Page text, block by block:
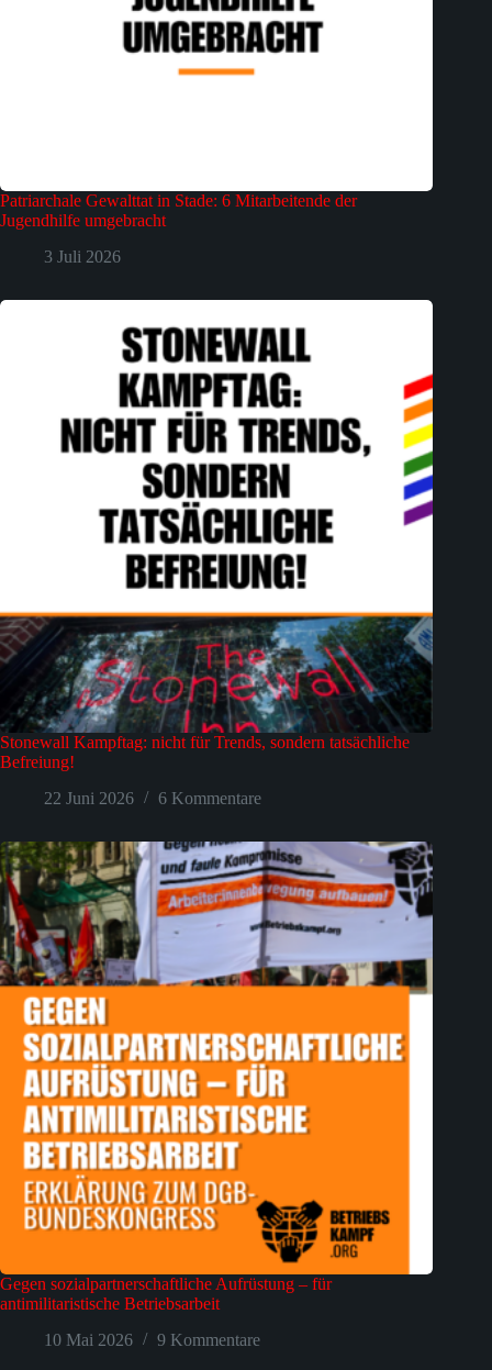
Patriarchale Gewalttat in Stade: 6 Mitarbeitende der
Jugendhilfe umgebracht
3 Juli 2026
Stonewall Kampftag: nicht für Trends, sondern tatsächliche
Befreiung!
22 Juni 2026
6 Kommentare
Gegen sozialpartnerschaftliche Aufrüstung – für
antimilitaristische Betriebsarbeit
10 Mai 2026
9 Kommentare